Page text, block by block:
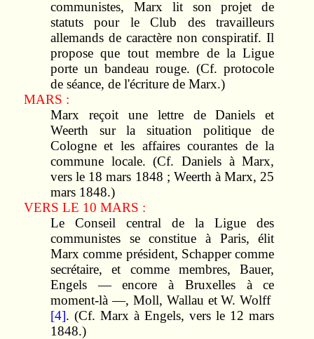
communistes, Marx lit son projet de
statuts pour le Club des travailleurs
allemands de caractère non conspiratif. Il
propose que tout membre de la Ligue
porte un bandeau rouge. (Cf. protocole
de séance, de l'écriture de Marx.)
MARS :
Marx reçoit une lettre de Daniels et
Weerth sur la situation politique de
Cologne et les affaires courantes de la
commune locale. (Cf. Daniels à Marx,
vers le 18 mars 1848 ; Weerth à Marx, 25
mars 1848.)
VERS LE 10 MARS :
Le Conseil central de la Ligue des
communistes se constitue à Paris, élit
Marx comme président, Schapper comme
secrétaire, et comme membres, Bauer,
Engels — encore à Bruxelles à ce
moment-là —, Moll, Wallau et W. Wolff
[4]. (Cf. Marx à Engels, vers le 12 mars
1848.)